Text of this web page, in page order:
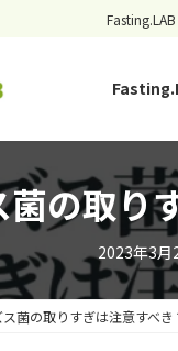
Fasting.LAB
菌の取り
2023年3月
ス菌の取りすぎは注意すべ